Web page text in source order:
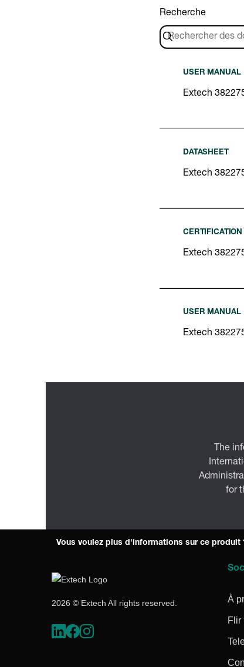
Recherche
USER MANUAL
Extech
DATASHEET
Extech
CERTIFICATION
Extech
USER MANUAL
Extech
The
for
Vous voulez plus d'informations sur ce produit
2026 © Extech All rights reserved. À
Flir